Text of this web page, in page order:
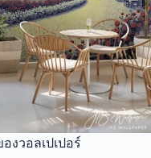
งวอลเปเปอร์